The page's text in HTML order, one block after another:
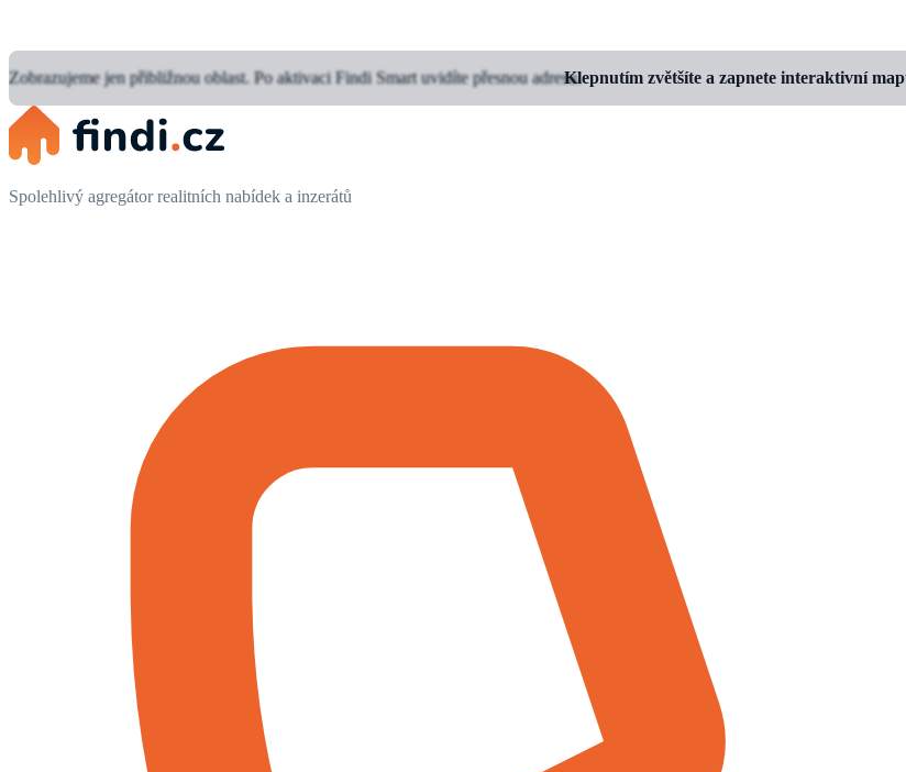
Klepnutím zvětšíte a zapnete interaktivní
Zobrazujeme jen přibližnou oblast. Po aktivaci Findi Smart uvidíte přesnou adresu.
Spolehlivý agregátor realitních nabídek a inzerátů